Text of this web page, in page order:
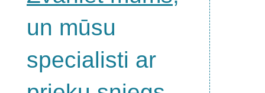
un mūsu
specialisti ar